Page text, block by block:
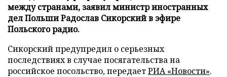
между странами, заявил министр иностранных
дел Польши Радослав Сикорский в эфире
Польского радио.
Сикорский предупредил о серьезных
последствиях в случае посягательства на
российское посольство, передаетРИА «Новости».